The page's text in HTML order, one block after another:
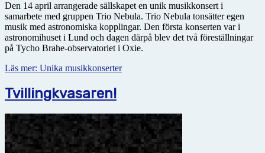
Den 14 april arrangerade sällskapet en unik musikkonsert i
samarbete med gruppen Trio Nebula. Trio Nebula tonsätter egen
musik med astro­no­miska kopplingar. Den första konserten var i
astronomihuset i Lund och dagen därpå blev det två föreställningar
på Tycho Brahe-observatoriet i Oxie.
Läs mer: Unika musikkonserter
Tvillingkvasaren!